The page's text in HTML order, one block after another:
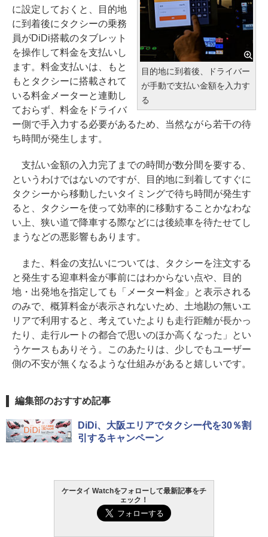
目的地に到着後、ドライバー
が手動で支払い金額を入力す
る
に設定しておくと、目的地
に到着後にタクシーの乗務
員がDiDi搭載のタブレット
を操作して料金を支払いし
ます。料金支払いは、もと
もとタクシーに搭載されて
いる料金メーターと連動し
ておらず、料金をドライバ
ー側で手入力する必要があるため、当然ながら若干の待
ち時間が発生します。
支払い金額の入力完了までの時間が数分間を要する、
というわけではないのですが、目的地に到着してすぐに
タクシーから移動したいタイミングで待ち時間が発生す
ると、タクシーを使って効率的に移動することかなわな
い上、狭い道で降車する際などには後続車を待たせてし
まうなどの悪影響もあります。
また、料金の支払いについては、タクシーを注文する
と発生する迎車料金が事前にはわからない点や、目的
地・出発地を指定しても「メーター料金」と表示される
のみで、概算料金が表示されないため、土地勘の無いエ
リアで利用すると、考えていたよりも走行距離が長かっ
たり、走行ルートの都合で思いのほか高くなった」とい
うケースもありそう。このあたりは、少しでもユーザー
側の不安が無くなるような仕組みがあると嬉しいです。
編集部のおすすめ記事
DiDi、大阪エリアでタクシー代を30％割
引するキャンペーン
ケータイ Watchをフォローして最新記事をチ
ェック！